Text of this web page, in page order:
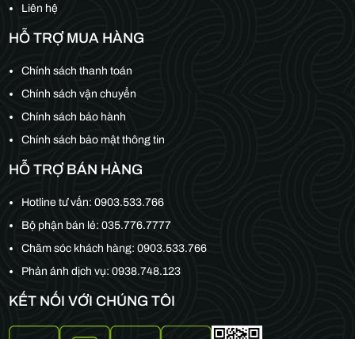
Liên hệ
HỖ TRỢ MUA HÀNG
Chính sách thanh toán
Chính sách vận chuyển
Chính sách bảo hành
Chính sách bảo mật thông tin
HỖ TRỢ BÁN HÀNG
Hotline tư vấn:0903.533.766
Bộ phận bán lẻ:035.776.7777
Chăm sóc khách hàng:0903.533.766
Phản ánh dịch vụ: 0938.748.123
KẾT NỐI VỚI CHÚNG TÔI